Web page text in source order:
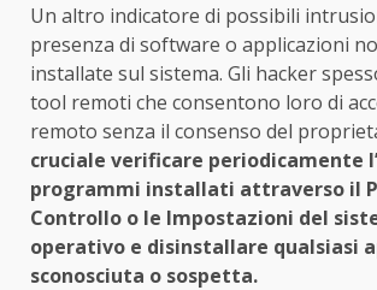
Un altro indicatore di possibili
presenza di software o applicazioni
installate sul sistema. Gli hacker
tool remoti che consentono loro di
remoto senza il consenso del
cruciale verificare periodicamente
programmi installati attraverso il
Controllo o le Impostazioni del
operativo e disinstallare qualsiasi
sconosciuta o sospetta.